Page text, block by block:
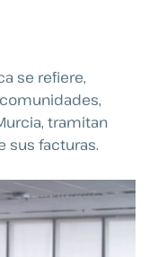
se refiere,
tramitan
sus facturas.